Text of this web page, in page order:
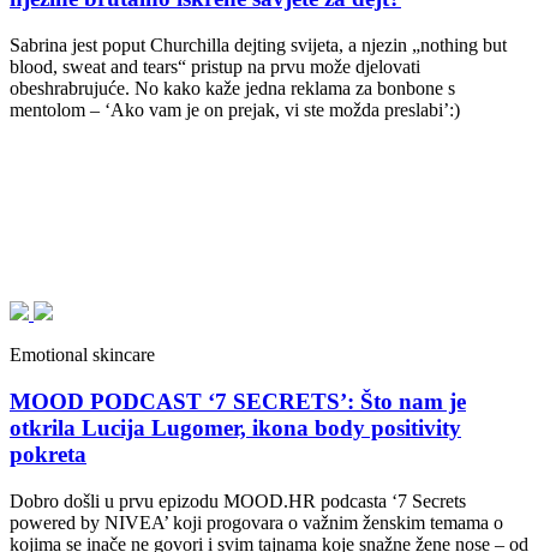
Sabrina jest poput Churchilla dejting svijeta, a njezin „nothing but
blood, sweat and tears“ pristup na prvu može djelovati
obeshrabrujuće. No kako kaže jedna reklama za bonbone s
mentolom – ‘Ako vam je on prejak, vi ste možda preslabi’:)
Emotional skincare
MOOD PODCAST ‘7 SECRETS’: Što nam je
otkrila Lucija Lugomer, ikona body positivity
pokreta
Dobro došli u prvu epizodu MOOD.HR podcasta ‘7 Secrets
powered by NIVEA’ koji progovara o važnim ženskim temama o
kojima se inače ne govori i svim tajnama koje snažne žene nose – od